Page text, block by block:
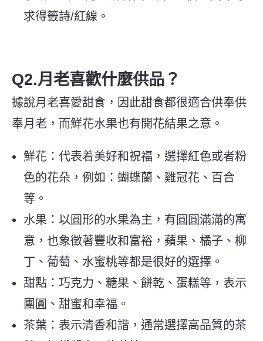
求得籤詩/紅線。
Q2.月老喜歡什麼供品？
據說月老喜愛甜食，因此甜食都很適合供奉供
奉月老，而鮮花水果也有開花結果之意。
鮮花：代表着美好和祝福，選擇紅色或者粉
色的花朵，例如：蝴蝶蘭、雞冠花、百合
等。
水果：以圓形的水果為主，有圓圓滿滿的寓
意，也象徵著豐收和富裕，蘋果、橘子、柳
丁、葡萄、水蜜桃等都是很好的選擇。
甜點：巧克力、糖果、餅乾、蛋糕等，表示
團圓、甜蜜和幸福。
茶葉：表示清香和諧，通常選擇高品質的茶